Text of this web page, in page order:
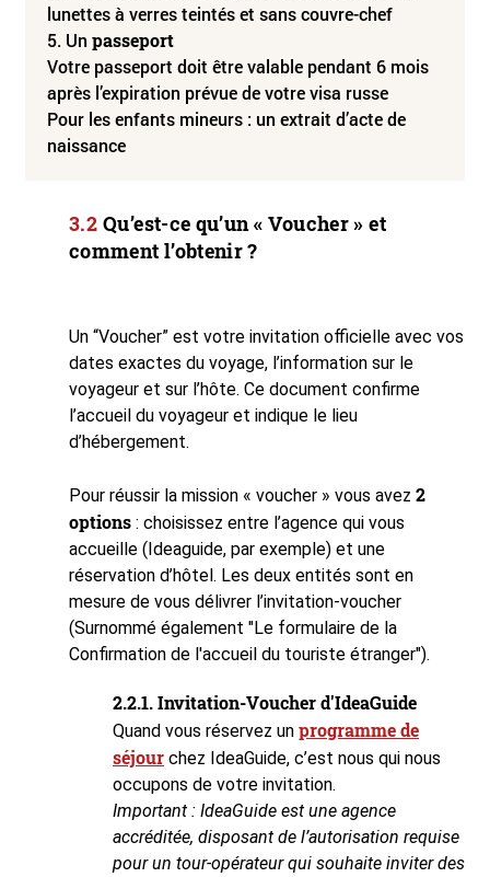
lunettes à verres teintés et sans couvre-chef
5. Unpasseport
Votre passeport doit être valable pendant 6 mois
après l’expiration prévue de votre visa russe
Pour les enfants mineurs : un extrait d’acte de
naissance
Qu’est-ce qu’un « Voucher » et
comment l’obtenir ?
Un “Voucher” est votre invitation officielle avec vos
dates exactes du voyage, l’information sur le
voyageur et sur l’hôte. Ce document confirme
l’accueil du voyageur et indique le lieu
d’hébergement.
Pour réussir la mission « voucher » vous avez 2
options : choisissez entre l’agence qui vous
accueille (Ideaguide, par exemple) et une
réservation d’hôtel. Les deux entités sont en
mesure de vous délivrer l’invitation-voucher
(Surnommé également "Le formulaire de la
Confirmation de l'accueil du touriste étranger").
2.2.1. Invitation-Voucher d'IdeaGuide
Quand vous réservez un programme de
séjour chez IdeaGuide, c’est nous qui nous
occupons de votre invitation.
Important : IdeaGuide est une agence
accréditée, disposant de l’autorisation requise
pour un tour-opérateur qui souhaite inviter des